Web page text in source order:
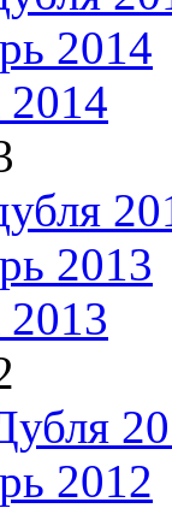
2014
2014
2013
2013
2012